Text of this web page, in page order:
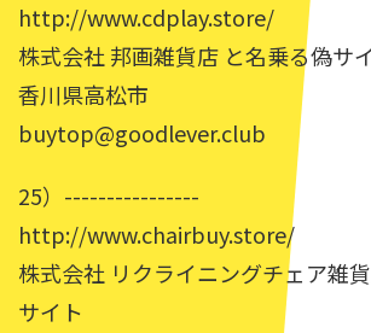
http://www.cdplay.store/
株式会社 邦画雑貨店 と名乗る偽サ
香川県高松市
buytop@goodlever.club
25）----------------
http://www.chairbuy.store/
株式会社 リクライニングチェア雑
サイト